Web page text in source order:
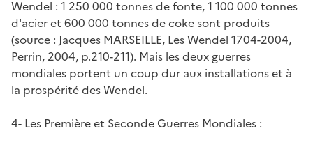
Wendel : 1 250 000 tonnes de fonte, 1 100 000 tonnes
d'acier et 600 000 tonnes de coke sont produits
(source : Jacques MARSEILLE, Les Wendel 1704-2004,
Perrin, 2004, p.210-211). Mais les deux guerres
mondiales portent un coup dur aux installations et à
la prospérité des Wendel.
4- Les Première et Seconde Guerres Mondiales :